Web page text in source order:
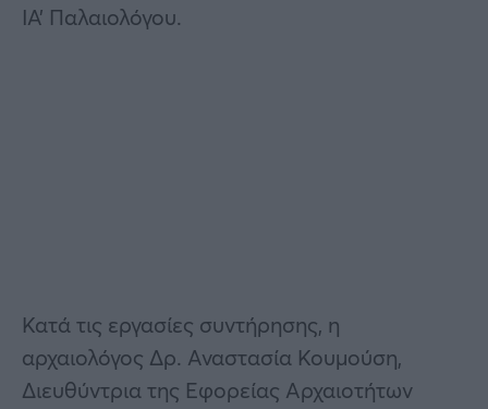
ΙΑ’ Παλαιολόγου.
Κατά τις εργασίες συντήρησης, η
αρχαιολόγος Δρ. Αναστασία Κουμούση,
Διευθύντρια της Εφορείας Αρχαιοτήτων